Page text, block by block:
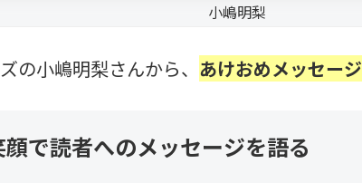
小嶋明梨
の小嶋明梨さんから、 あけおめメッセージ
で読者へのメッセージを語る